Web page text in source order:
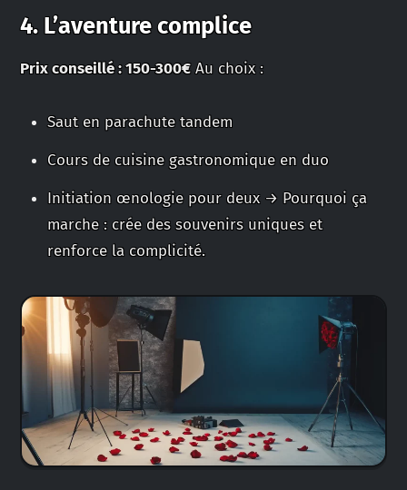
4. L’aventure complice
Prix conseillé : 150-300€Au choix :
Saut en parachute tandem
Cours de cuisine gastronomique en duo
Initiation œnologie pour deux → Pourquoi ça
marche : crée des souvenirs uniques et
renforce la complicité.